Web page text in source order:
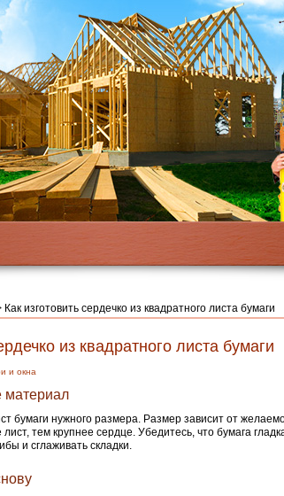
Как изготовить сердечко из квадратного листа бумаги
из квадратного листа бумаги
и окна
материал
бумаги нужного размера. Размер зависит от
тем крупнее сердце. Убедитесь, что бумага
и сглаживать складки.